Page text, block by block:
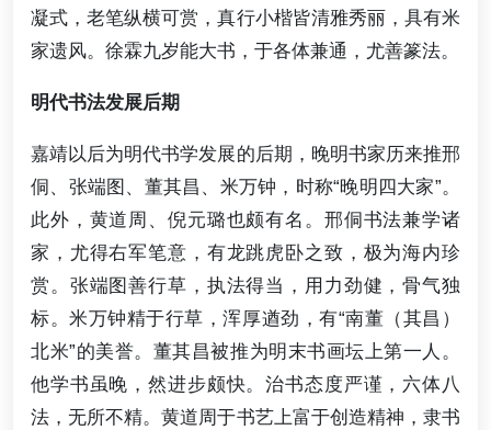
凝式，老笔纵横可赏，真行小楷皆清雅秀丽，具有米
家遗风。徐霖九岁能大书，于各体兼通，尤善篆法。
明代书法发展后期
嘉靖以后为明代书学发展的后期，晚明书家历来推邢
侗、张端图、董其昌、米万钟，时称“晚明四大家”。
此外，黄道周、倪元璐也颇有名。邢侗书法兼学诸
家，尤得右军笔意，有龙跳虎卧之致，极为海内珍
赏。张端图善行草，执法得当，用力劲健，骨气独
标。米万钟精于行草，浑厚遒劲，有“南董（其昌）
北米”的美誉。董其昌被推为明末书画坛上第一人。
他学书虽晚，然进步颇快。治书态度严谨，六体八
法，无所不精。黄道周于书艺上富于创造精神，隶书